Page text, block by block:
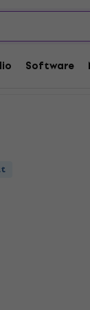
Software